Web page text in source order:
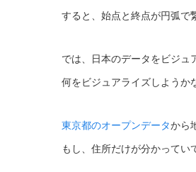
すると、始点と終点が円弧で
では、日本のデータをビジュ
何をビジュアライズしようか
東京都のオープンデータから
もし、住所だけが分かってい